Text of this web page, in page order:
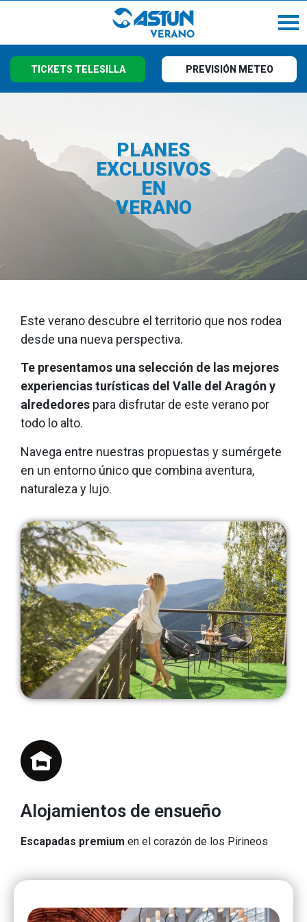
TICKETS TELESILLA PREVISIÓN METEO
PLANES
EXCLUSIVOS
EN
VERANO
Este verano descubre el territorio que nos rodea
desde una nueva perspectiva.
Te presentamos una selección de las mejores
experiencias turísticas del Valle del Aragón y
alrededores para disfrutar de este verano por
todo lo alto.
Navega entre nuestras propuestas y sumérgete
en un entorno único que combina aventura,
naturaleza y lujo.
Alojamientos de ensueño
Escapadas premium en el corazón de los Pirineos